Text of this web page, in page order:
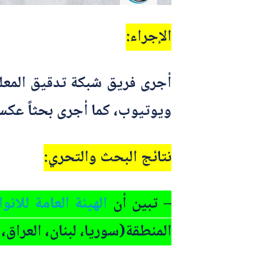
الإجراء:
ويوتيوب، كما أجرى بحثاً
نتائج البحث والتحري:
– تبين أن الهيئة العامة
المنطقة(سوريا، لبنان،